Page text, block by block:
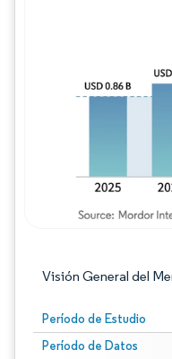
Visión General del
Período de Estudio
Período de Datos